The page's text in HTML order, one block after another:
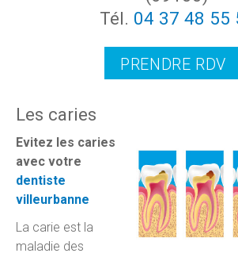
Tél. 04 37 48 55
PRENDRE RDV
Les caries
Evitez les caries
avec votre
dentiste
villeurbanne
La carie est la
maladie des